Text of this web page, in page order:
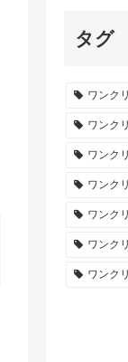
タグ
ワンク
ワンク
ワンク
ワンク
ワンク
ワンク
ワンク